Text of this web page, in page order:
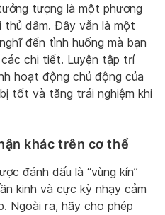
tượng là một phương
thủ dâm. Đây vẫn là một
đến tình huống mà bạn
chi tiết. Luyện tập trí
hoạt động chủ động của
tốt và tăng trải nghiệm khi
khác trên cơ thể
đánh dấu là “vùng kín”
kinh và cực kỳ nhạy cảm
Ngoài ra, hãy cho phép